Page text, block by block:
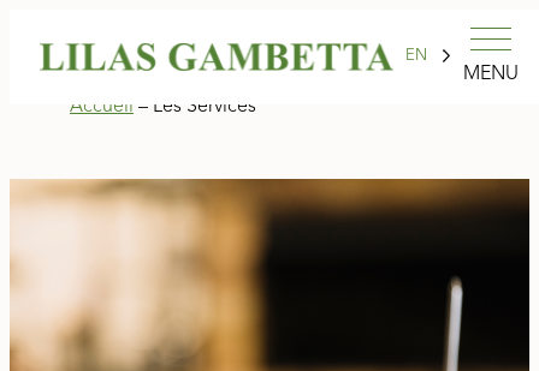
MENU
EN
Accueil – Les Services